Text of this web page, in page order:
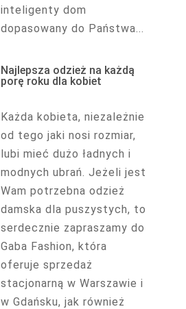
inteligenty dom
dopasowany do Państwa...
Najlepsza odzież na każdą
porę roku dla kobiet
Każda kobieta, niezależnie
od tego jaki nosi rozmiar,
lubi mieć dużo ładnych i
modnych ubrań. Jeżeli jest
Wam potrzebna odzież
damska dla puszystych, to
serdecznie zapraszamy do
Gaba Fashion, która
oferuje sprzedaż
stacjonarną w Warszawie i
w Gdańsku, jak również